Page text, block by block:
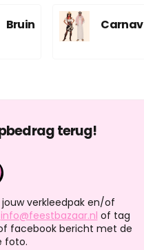
Bruin
terug!
verkleedpak en/of
info@feestbazaar.nl of tag
facebook bericht met de
foto.